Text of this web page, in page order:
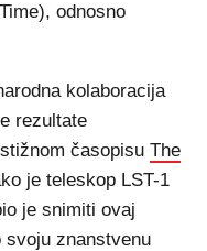
odnosno
kolaboracija
rezultate
časopisu The
je teleskop LST-1
je snimiti ovaj
svoju znanstvenu